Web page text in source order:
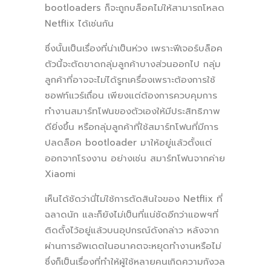
bootloaders ก็จะถูกบล็อคไม่ให้สามารถโหลด
Netflix ได้เช่นกัน
ซึ่งนั้นเป็นเรื่องที่น่าเป็นห่วง เพราะฟีเจอร์บล็อค
ตัวนี้จะตัดขาดกลุ่มลูกค้าบางส่วนออกไป กลุ่ม
ลูกค้าที่อาจจะไม่ได้รูทเครื่องเพราะต้องการใช้
ซอฟท์แวร์เถื่อน เพียงแต่ต้องการควบคุมการ
ทำงานสมาร์ทโฟนของตัวเองให้มีประสิทธิภาพ
ดียิ่งขึ้น หรือกลุ่มลูกค้าที่ใช้สมาร์ทโฟนที่มีการ
ปลดล็อค bootloader มาให้อยู่แล้วตั้งแต่
ออกจากโรงงาน อย่างเช่น สมาร์ทโฟนจากค่าย
Xiaomi
เห็นได้ชัดว่านี่ไม่ใช้การตัดสินใจของ Netflix ที่
ฉลาดนัก และก็ยังไม่เป็นที่แน่ชัดอีกว่าแอพฯที่
ติดตั้งไว้อยู่แล้วบนอุปกรณ์ดังกล่าว หลังจาก
ผ่านการอัพเดตในอนาคตจะหยุดทำงานหรือไม่
ซึ่งก็เป็นเรื่องที่ทำให้ผู้ใช้หลายคนเกิดความกังวล